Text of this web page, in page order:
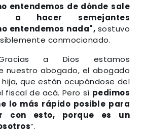
entendemos de dónde sale
a hacer semejantes
entendemos nada", sostuvo
conmocionado.
a Dios estamos
nuestro abogado, el abogado
que están ocupándose del
fiscal de acá. Pero sí pedimos
lo más rápido posible para
con esto, porque es un
”.